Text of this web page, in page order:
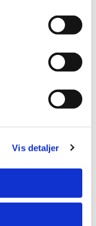
Vis detaljer